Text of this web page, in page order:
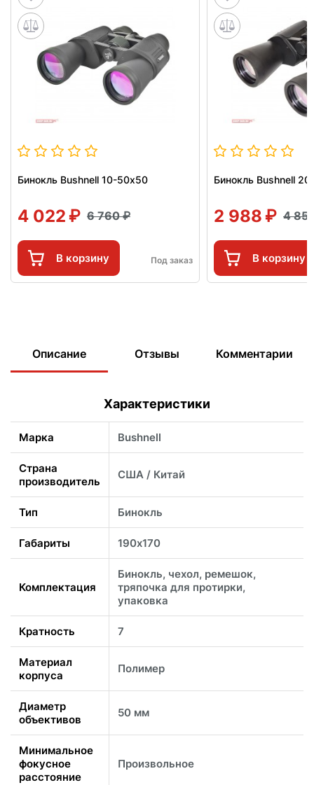
Бинокль Bushnell 10-50х50
4 022 6 760
В корзину Под заказ
Бинокль Bushnell
2 988 4
В корзину
Описание Отзывы Комментарии
Характеристики
Марка Bushnell
Страна
производитель
США / Китай
Тип Бинокль
Габариты 190х170
Комплектация
Бинокль, чехол, ремешок,
тряпочка для протирки,
упаковка
Кратность 7
Материал
корпуса
Полимер
Диаметр
объективов
50 мм
Минимальное
фокусное
расстояние
Произвольное